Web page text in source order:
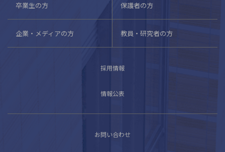
卒業生の方 保護者の方
企業・メディアの方 教員・研究者の方
採用情報
情報公表
お問い合わせ